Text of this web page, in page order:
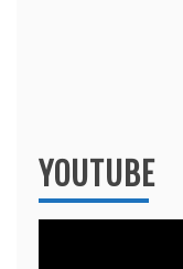
YOUTUBE